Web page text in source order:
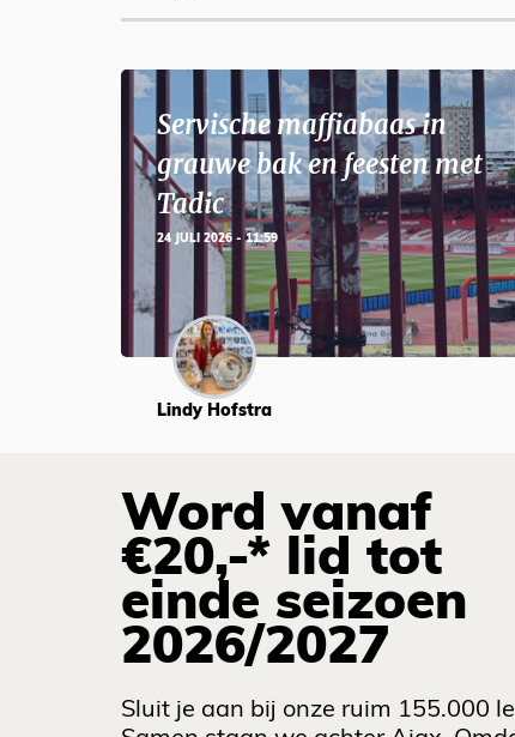
Servische maffiabaas in
grauwe bak en feesten met
Tadic
24 JULI 2026 - 11:59
Lindy Hofstra
Word vanaf
€20,-* lid tot
einde seizoen
2026/2027
Sluit je aan bij onze ruim 155.000